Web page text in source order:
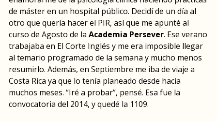
de máster en un hospital público. Decidí de un día al
otro que quería hacer el PIR, así que me apunté al
curso de Agosto de la Academia Persever. Ese verano
trabajaba en El Corte Inglés y me era imposible llegar
al temario programado de la semana y mucho menos
resumirlo. Además, en Septiembre me iba de viaje a
Costa Rica ya que lo tenía planeado desde hacia
muchos meses. “Iré a probar”, pensé. Esa fue la
convocatoria del 2014, y quedé la 1109.